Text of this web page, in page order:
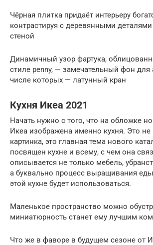
Чёрная плитка придаёт интерьеру
контрастируя с деревянными
стеной
Динамичный узор фартука,
стиле penny, — замечательный фон для
числе которых — латунный кран
Кухня Икеа 2021
Начать нужно с того, что на обложке
Икеа изображена именно кухня. Это не
картинка, это главная тема нового
посвящен кухне и всему, с чем она
описывается не только мебель,
а буквально процесс выращивания
этой кухне будет использоваться.
Маленькое пространство можно
миниатюрность станет ему лучшим
Что же в фаворе в будущем сезоне от